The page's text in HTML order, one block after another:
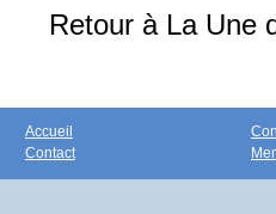
Retour à La Une
Accueil
Contact